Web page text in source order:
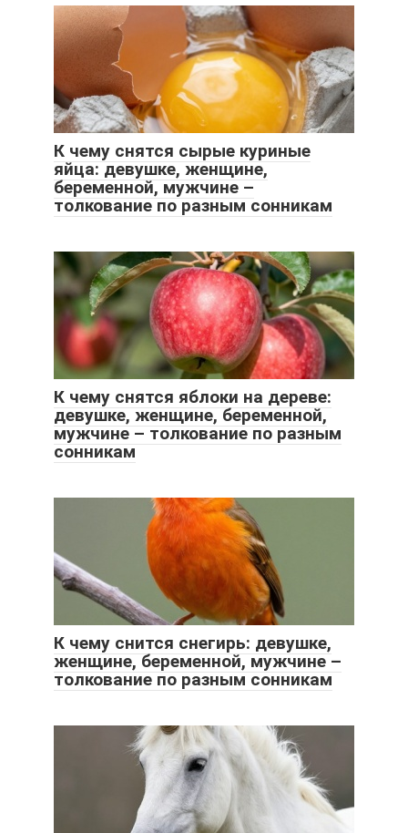
К чему снятся сырые куриные
яйца: девушке, женщине,
беременной, мужчине –
толкование по разным сонникам
К чему снятся яблоки на дереве:
девушке, женщине, беременной,
мужчине – толкование по разным
сонникам
К чему снится снегирь: девушке,
женщине, беременной, мужчине –
толкование по разным сонникам